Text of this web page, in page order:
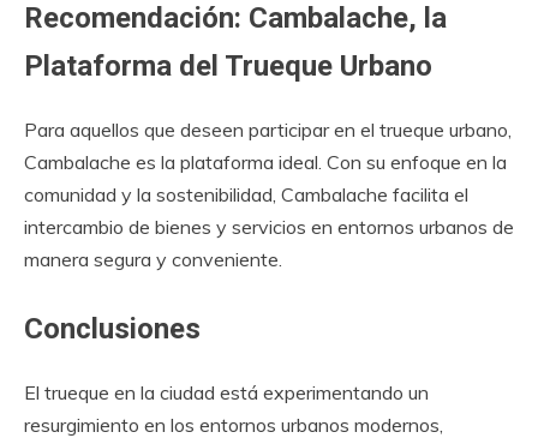
Recomendación: Cambalache, la
Plataforma del Trueque Urbano
Para aquellos que deseen participar en el trueque urbano,
Cambalache es la plataforma ideal. Con su enfoque en la
comunidad y la sostenibilidad, Cambalache facilita el
intercambio de bienes y servicios en entornos urbanos de
manera segura y conveniente.
Conclusiones
El trueque en la ciudad está experimentando un
resurgimiento en los entornos urbanos modernos,